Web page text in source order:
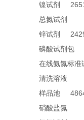
镍试剂
总氮试剂
锌试剂
磷酸试剂包
在线氨氮标准
清洗溶液
样品池
硝酸盐氮